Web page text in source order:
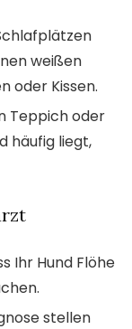
weißen
oder Kissen.
Teppich oder
häufig liegt,
Ihr Hund Flöhe
stellen